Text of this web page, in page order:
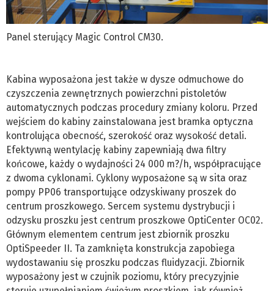
Panel sterujący Magic Control CM30.
Kabina wyposażona jest także w dysze odmuchowe do
czyszczenia zewnętrznych powierzchni pistoletów
automatycznych podczas procedury zmiany koloru. Przed
wejściem do kabiny zainstalowana jest bramka optyczna
kontrolująca obecność, szerokość oraz wysokość detali.
Efektywną wentylację kabiny zapewniają dwa filtry
końcowe, każdy o wydajności 24 000 m?/h, współpracujące
z dwoma cyklonami. Cyklony wyposażone są w sita oraz
pompy PP06 transportujące odzyskiwany proszek do
centrum proszkowego. Sercem systemu dystrybucji i
odzysku proszku jest centrum proszkowe OptiCenter OC02.
Głównym elementem centrum jest zbiornik proszku
OptiSpeeder II. Ta zamknięta konstrukcja zapobiega
wydostawaniu się proszku podczas fluidyzacji. Zbiornik
wyposażony jest w czujnik poziomu, który precyzyjnie